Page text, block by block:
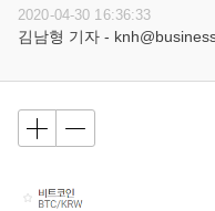
2020-04-30 16:36:33
김남형 기자 -